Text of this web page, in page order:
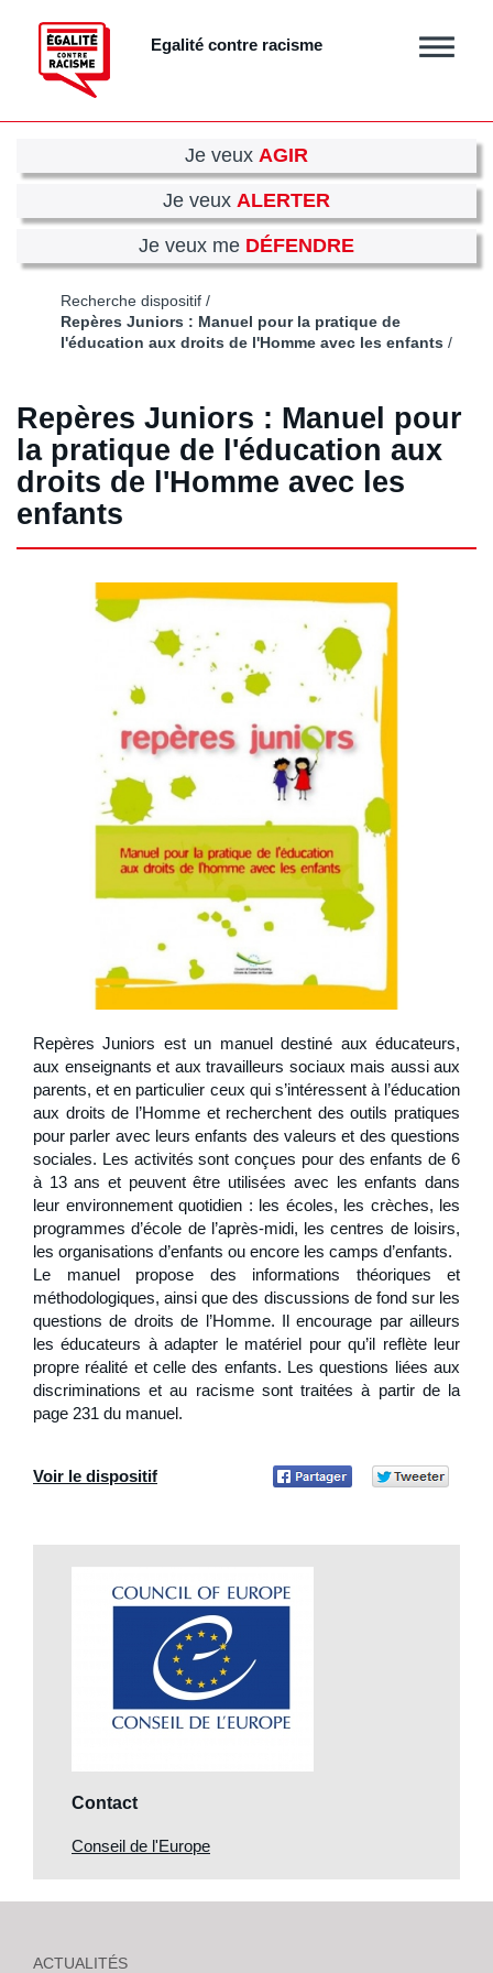
contenu
principal
Egalité contre racisme
Afficher
Je veux AGIR
Je veux ALERTER
Je veux me DÉFENDRE
Recherche dispositif
Repères Juniors : Manuel pour la pratique de
l'éducation aux droits de l'Homme avec les enfants
Repères Juniors : Manuel pour
la pratique de l'éducation aux
droits de l'Homme avec les
enfants
Repères Juniors est un manuel destiné aux éducateurs,
aux enseignants et aux travailleurs sociaux mais aussi aux
parents, et en particulier ceux qui s’intéressent à l’éducation
aux droits de l’Homme et recherchent des outils pratiques
pour parler avec leurs enfants des valeurs et des questions
sociales. Les activités sont conçues pour des enfants de 6
à 13 ans et peuvent être utilisées avec les enfants dans
leur environnement quotidien : les écoles, les crèches, les
programmes d’école de l’après-midi, les centres de loisirs,
les organisations d’enfants ou encore les camps d’enfants.
Le manuel propose des informations théoriques et
méthodologiques, ainsi que des discussions de fond sur les
questions de droits de l’Homme. Il encourage par ailleurs
les éducateurs à adapter le matériel pour qu’il reflète leur
propre réalité et celle des enfants. Les questions liées aux
discriminations et au racisme sont traitées à partir de la
page 231 du manuel.
Voir le dispositif
Partager
Contact
Conseil de l'Europe
ACTUALITÉS